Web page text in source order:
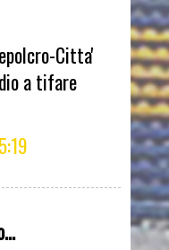
Citta'
a tifare